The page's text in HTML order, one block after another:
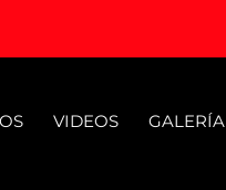
VIDEOS GALERÍA